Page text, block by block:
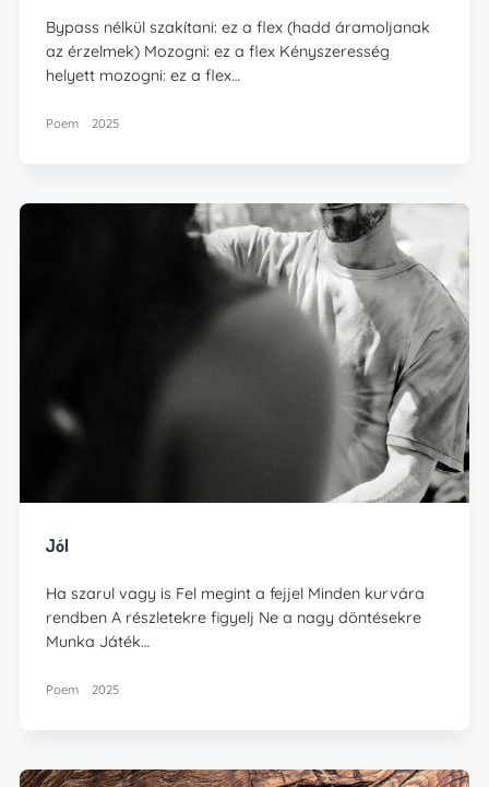
Bypass nélkül szakítani: ez a flex (hadd áramoljanak
az érzelmek) Mozogni: ez a flex Kényszeresség
helyett mozogni: ez a flex…
Poem 2025
Jól
Ha szarul vagy is Fel megint a fejjel Minden kurvára
rendben A részletekre figyelj Ne a nagy döntésekre
Munka Játék…
Poem 2025